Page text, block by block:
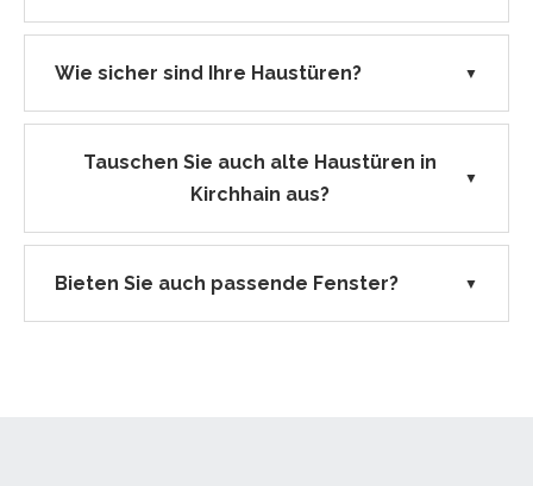
Wie sicher sind Ihre Haustüren? ▼
Tauschen Sie auch alte Haustüren in
Kirchhain aus?
▼
Bieten Sie auch passende Fenster? ▼